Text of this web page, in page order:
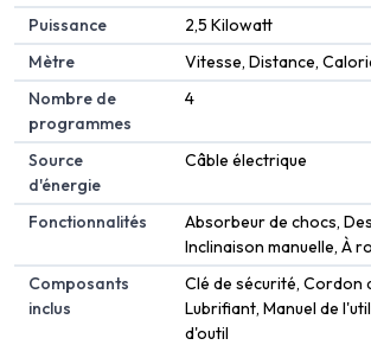
Puissance
‎2,5 Kilowatt
Mètre
‎Vitesse, Distance,
Nombre de
programmes
‎4
Source
d'énergie
‎Câble électrique
Fonctionnalités
‎Absorbeur de chocs,
Inclinaison manuelle, À
Composants
inclus
‎Clé de sécurité, Cordon
Lubrifiant, Manuel de
d'outil